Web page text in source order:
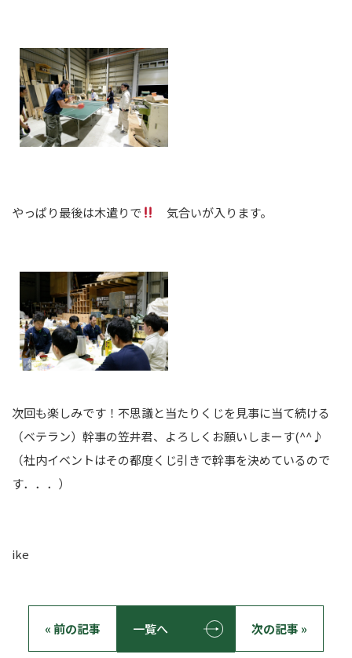
やっぱり最後は木遣りで 気合いが入ります。
次回も楽しみです！不思議と当たりくじを見事に当て続ける
（ベテラン）幹事の笠井君、よろしくお願いしまーす(^^♪
（社内イベントはその都度くじ引きで幹事を決めているので
す．．．）
ike
« 前の記事 一覧へ 次の記事 »